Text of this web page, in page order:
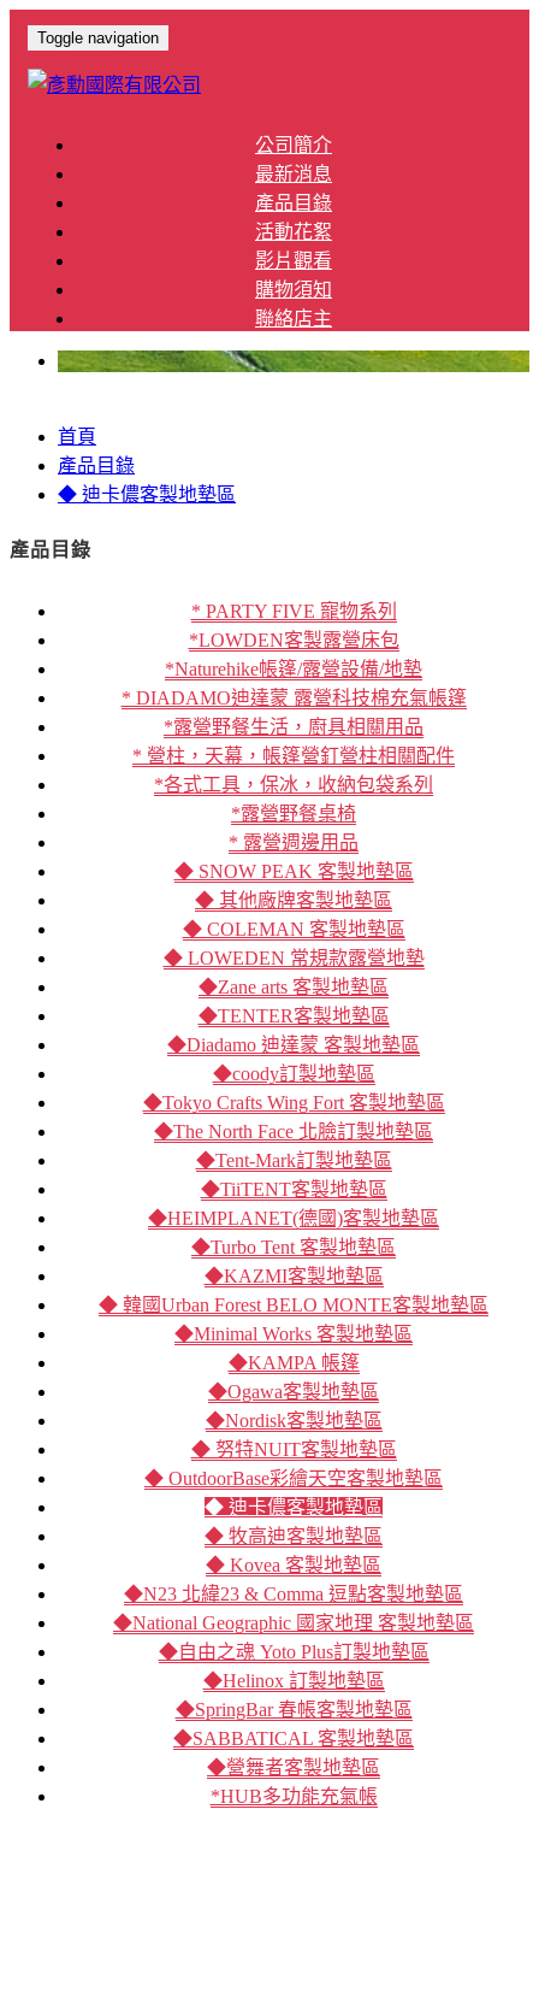
Toggle navigation
公司簡介
最新消息
產品目錄
活動花絮
影片觀看
購物須知
聯絡店主
首頁
產品目錄
◆ 迪卡儂客製地墊區
產品目錄
* PARTY FIVE 寵物系列
*LOWDEN客製露營床包
*Naturehike帳篷/露營設備/地墊
* DIADAMO迪達蒙 露營科技棉充氣帳篷
*露營野餐生活，廚具相關用品
* 營柱，天幕，帳篷營釘營柱相關配件
*各式工具，保冰，收納包袋系列
*露營野餐桌椅
* 露營週邊用品
◆ SNOW PEAK 客製地墊區
◆ 其他廠牌客製地墊區
◆ COLEMAN 客製地墊區
◆ LOWEDEN 常規款露營地墊
◆Zane arts 客製地墊區
◆TENTER客製地墊區
◆Diadamo 迪達蒙 客製地墊區
◆coody訂製地墊區
◆Tokyo Crafts Wing Fort 客製地墊區
◆The North Face 北臉訂製地墊區
◆Tent-Mark訂製地墊區
◆TiiTENT客製地墊區
◆HEIMPLANET(德國)客製地墊區
◆Turbo Tent 客製地墊區
◆KAZMI客製地墊區
◆ 韓國Urban Forest BELO MONTE客製地墊區
◆Minimal Works 客製地墊區
◆KAMPA 帳篷
◆Ogawa客製地墊區
◆Nordisk客製地墊區
◆ 努特NUIT客製地墊區
◆ OutdoorBase彩繪天空客製地墊區
◆ 迪卡儂客製地墊區
◆ 牧高迪客製地墊區
◆ Kovea 客製地墊區
◆N23 北緯23 & Comma 逗點客製地墊區
◆National Geographic 國家地理 客製地墊區
◆自由之魂 Yoto Plus訂製地墊區
◆Helinox 訂製地墊區
◆SpringBar 春帳客製地墊區
◆SABBATICAL 客製地墊區
◆營舞者客製地墊區
*HUB多功能充氣帳